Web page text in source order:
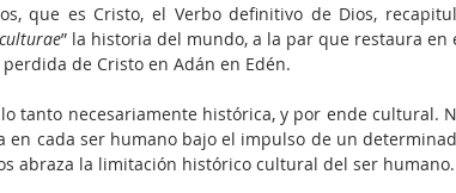
que es Cristo, el Verbo definitivo de Dios,
” la historia del mundo, a la par que restaura en
de Cristo en Adán en Edén.
tanto necesariamente histórica, y por ende cultural.
en cada ser humano bajo el impulso de un
abraza la limitación histórico cultural del ser humano.